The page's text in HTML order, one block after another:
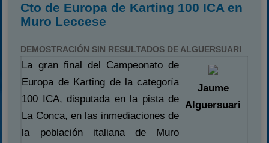
Cto de Europa de Karting 100 ICA en
Muro Leccese
DEMOSTRACIÓN SIN RESULTADOS DE ALGUERSUARI
La gran final del Campeonato de
Europa de Karting de la categoría
100 ICA, disputada en la pista de
La Conca, en las inmediaciones de
la población italiana de Muro
Jaume
Alguersuari